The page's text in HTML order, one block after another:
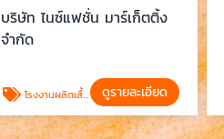
บริษัท ไนซ์แฟชั่น มาร์เก็ตติ้ง
จำกัด
โรงงานผลิตเสื้อโปโล เสื้อยูนิฟอร์ม มีขั้นต่ำ 50 ตัว ดูรายละเอียด